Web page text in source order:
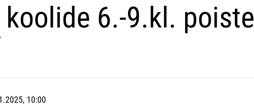
6.-9.kl. poiste
10:00